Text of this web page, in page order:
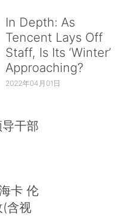
In Depth: As
Tencent Lays Off
Staff, Is Its ‘Winter’
Approaching?
2022年04月01日
干部
卡 伦
(含视